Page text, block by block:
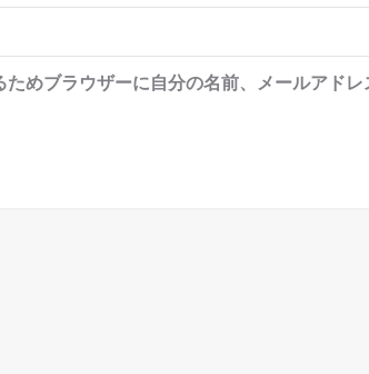
めブラウザーに自分の名前、メールアドレ